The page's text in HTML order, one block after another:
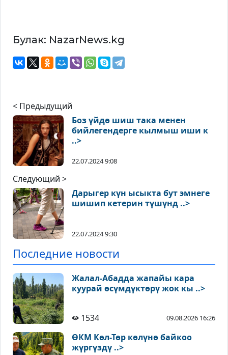
Булак: NazarNews.kg
< Предыдущий
Боз үйдө шиш така менен
бийлегендерге кылмыш иши к
..>
22.07.2024 9:08
Следующий >
Дарыгер күн ысыкта бут эмнеге
шишип кетерин түшүнд ..>
22.07.2024 9:30
Последние новости
Жалал-Абадда жапайы кара
куурай өсүмдүктөрү жок кы ..>
1534 09.08.2026 16:26
ӨКМ Көл-Төр көлүнө байкоо
жүргүздү ..>